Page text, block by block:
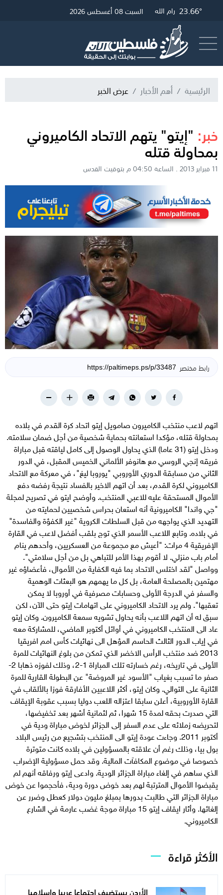
28.19° غزة 23.9° القدس23.66° رام الله السبت 08 أغسطس 2026
الرئيسية أهم الأخبار عرض الخبر
خبر: "إيتو" يتهم الاتحاد الكاميروني
بمحاولة قتله
11 فبراير 2013 . الساعة 04:50 م بتوقيت القدس
رابط مختصر
اتهم لاعب منتخب الكاميرون صامويل إيتو اتحاد كرة القدم في بلاده
بمحاولة قتله، مؤكدا استعانته بحماية شخصية من أجل ضمان سلامته.
ودخل إيتو (31 عاما) الذي يحاول الوصول إلى كامل لياقته قبل مباراة
فريقه إنجي الروسي مع هانوفر الألماني الخميس المقبل، في الدور
الثاني من مسابقة الدوري الأوروبي "يوروبا ليغ"، في معركة مع الاتحاد
الكاميروني لكرة القدم، بعد أن اتهم الاخير بالفساد نتيجة رفضه دفع
الأموال المستحقة عليه للاعبي المنتخب. وأوضح ايتو في تصريح لمجلة
"جي واندا" الكاميرونية أنه استعان بحراس شخصيين لحمايته من
التهديد الذي يواجهه من قبل السلطات الكروية "غير الكفؤة والفاسدة"
في بلاده. وتابع اللاعب الأسمر الذي توج بلقب أفضل لاعب في القارة
الإفريقية 4 مرات: "أعيش مع مجموعة من العسكريين، وأحدهم ينام
أمام باب منزلي. لا أقوم بهذا الأمر للتباهي بل من أجل سلامتي".
وواصل "لقد اختلس الاتحاد بما فيه الكفاية من الأموال، فأعضاؤه غير
مهتمين بالمصلحة العامة، بل كل ما يهمهم هو البعثات الوهمية
والسفر في الدرجة الأولى وحسابات مصرفية في أوروبا لا يمكن
تعقبها". ولم يرد الاتحاد الكاميروني على اتهامات إيتو حتى الآن، لكن
سبق له أن اتهم اللاعب بأنه يحاول تشويه سمعة الكاميرون. وكان إيتو
عاد الى المنتخب الكاميروني في أوائل أكتوبر الماضي، للمشاركة معه
في إياب الدور الثالث الحاسم المؤهل الى نهائيات كأس امم افريقيا
2013 ضد منتخب الرأس الاخضر الذي تمكن من بلوغ النهائيات للمرة
الأولى في تاريخه، رغم خسارته تلك المباراة 1-2، وذلك لفوزه ذهابا 2-
صفر ما تسبب بغياب "الأسود غير المروضة" عن البطولة القارية للمرة
الثانية على التوالي. وكان إيتو، أكثر اللاعبين الأفارقة فوزا بالألقاب في
القارة الأوروبية، أعلن سابقا اعتزاله اللعب دوليا بسبب عقوبة الإيقاف
التي صدرت بحقه لمدة 15 شهرا، ثم لثمانية أشهر بعد تخفيضها،
لتحريضه زملائه على عدم السفر إلى الجزائر لخوض مباراة ودية في
أكتوبر 2011. وجاءت عودة إيتو الى المنتخب بتشجيع من رئيس البلاد
بول بيا، وذلك رغم أن علاقته بالمسؤولين في بلاده كانت متوترة
خصوصا في موضوع المكافآت المالية. وقد حمل مسؤولية الإضراب
الذي ساهم في إلغاء مباراة الجزائر الودية. وادعى إيتو ورفاقه أنهم لم
يقبضوا الأموال المترتبة لهم بعد خوض دورة ودية، فأحجموا عن خوض
مباراة الجزائر التي طالبت بدورها بمبلغ مليون دولار كعطل وضرر عن
إلغائها. وأثار ايقاف إيتو 15 مباراة موجة غضب عارمة في الشارع
الكاميروني.
الأكثر قراءة
الأردن يستضيف اجتماعا عربيا وإسلاميا